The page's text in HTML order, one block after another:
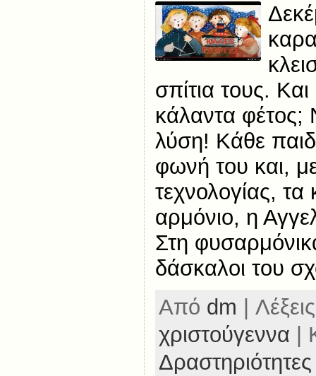
σπίτια τους.
κάλαντα
λύση! Κάθε
φωνή του και,
τεχνολογίας,
αρμόνιο, η
Στη
δάσκαλοι του
Από dm |
χριστούγεννα |